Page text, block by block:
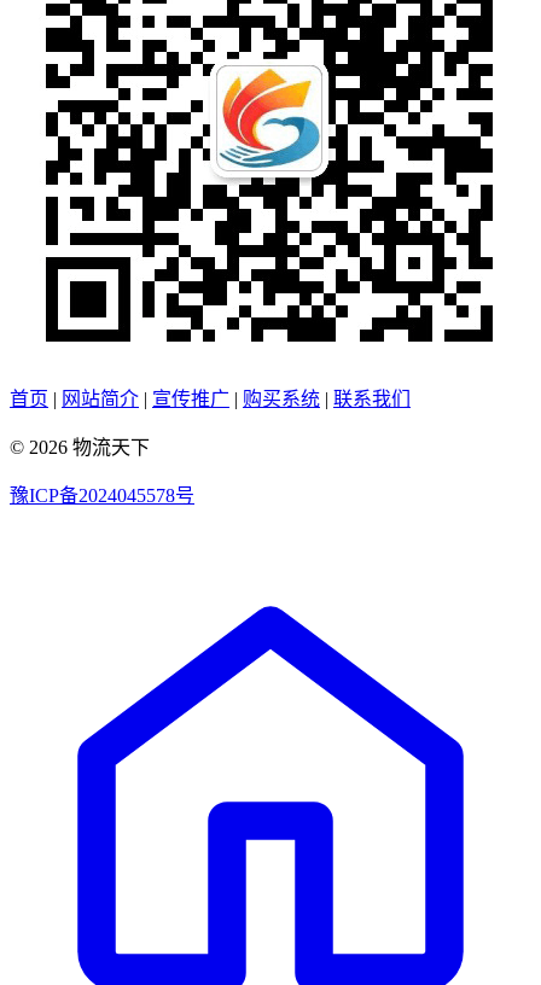
首页 | 网站简介 | 宣传推广 | 购买系统 | 联系我们
© 2026 物流天下
豫ICP备2024045578号